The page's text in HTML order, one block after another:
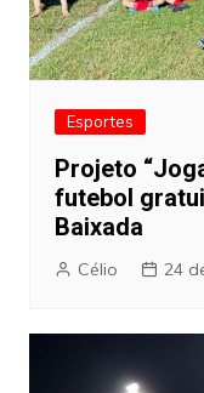
Esportes
Projeto
futebol
Baixada
Célio 24